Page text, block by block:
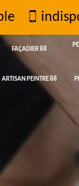
FAÇADIER 88
ARTISAN PEINTRE 88